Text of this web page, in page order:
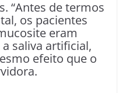
“Antes de termos
os pacientes
eram
saliva artificial,
efeito que o